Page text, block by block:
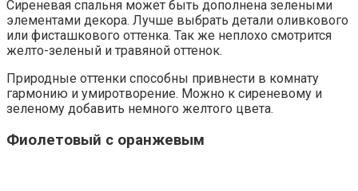
Сиреневая спальня может быть дополнена зелеными
элементами декора. Лучше выбрать детали оливкового
или фисташкового оттенка. Так же неплохо смотрится
желто-зеленый и травяной оттенок.
Природные оттенки способны привнести в комнату
гармонию и умиротворение. Можно к сиреневому и
зеленому добавить немного желтого цвета.
Фиолетовый с оранжевым